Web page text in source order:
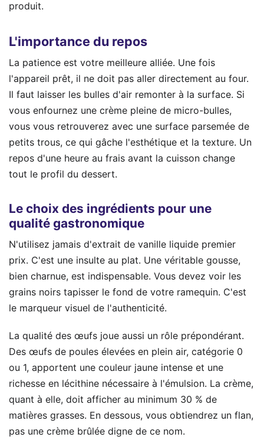
produit.
L'importance du repos
La patience est votre meilleure alliée. Une fois
l'appareil prêt, il ne doit pas aller directement au four.
Il faut laisser les bulles d'air remonter à la surface. Si
vous enfournez une crème pleine de micro-bulles,
vous vous retrouverez avec une surface parsemée de
petits trous, ce qui gâche l'esthétique et la texture. Un
repos d'une heure au frais avant la cuisson change
tout le profil du dessert.
Le choix des ingrédients pour une
qualité gastronomique
N'utilisez jamais d'extrait de vanille liquide premier
prix. C'est une insulte au plat. Une véritable gousse,
bien charnue, est indispensable. Vous devez voir les
grains noirs tapisser le fond de votre ramequin. C'est
le marqueur visuel de l'authenticité.
La qualité des œufs joue aussi un rôle prépondérant.
Des œufs de poules élevées en plein air, catégorie 0
ou 1, apportent une couleur jaune intense et une
richesse en lécithine nécessaire à l'émulsion. La crème,
quant à elle, doit afficher au minimum 30 % de
matières grasses. En dessous, vous obtiendrez un flan,
pas une crème brûlée digne de ce nom.